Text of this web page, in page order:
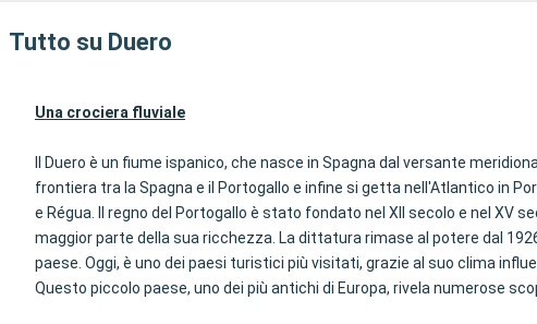
Tutto su Duero
Una crociera fluviale
Il Duero è un fiume ispanico, che nasce in Spagna dal versante
frontiera tra la Spagna e il Portogallo e infine si getta nell'Atlantico in
e Régua. Il regno del Portogallo è stato fondato nel XII secolo e nel XV
maggior parte della sua ricchezza. La dittatura rimase al potere dal
paese. Oggi, è uno dei paesi turistici più visitati, grazie al suo clima
Questo piccolo paese, uno dei più antichi di Europa, rivela numerose